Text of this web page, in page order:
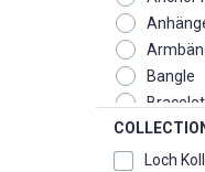
Loch
Bangle
Bracelet
Chain
Ear